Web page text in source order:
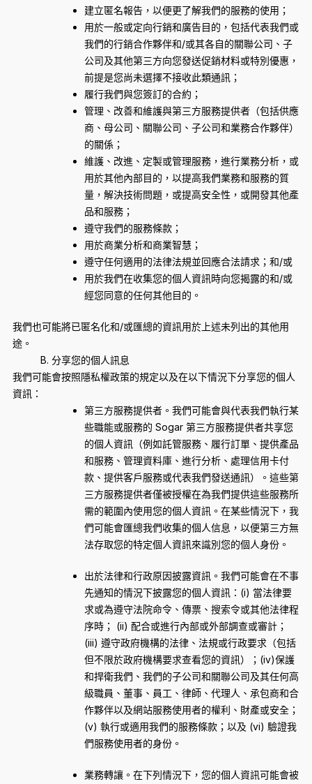
建立匿名報告，以便更了解我們的服務的使用；
用於一般或定向行銷和廣告目的，包括代表我們或
我們的行銷合作夥伴和/或其各自的關聯公司、子
公司及其他第三方向您發送促銷材料或特別優惠，
前提是您尚未選擇不接收此類通訊；
履行我們與您簽訂的合約；
管理、改善和維護與第三方服務提供者（包括供應
商、母公司、關聯公司、子公司和業務合作夥伴）
的關係；
維護、改進、定製或管理服務，進行業務分析，或
用於其他內部目的，以提高我們業務和服務的質
量，解決技術問題，或提高安全性，或開發其他產
品和服務；
遵守我們的服務條款；
用於商業分析和商業智慧；
遵守任何適用的法律法規並回應合法請求；和/或
用於我們在收集您的個人資訊時向您揭露的和/或
經您同意的任何其他目的。
我們也可能將已匿名化和/或匯總的資訊用於上述未列出的其他用
途。
B. 分享您的個人訊息
我們可能會按照隱私權政策的規定以及在以下情況下分享您的個人
資訊：
第三方服務提供者。我們可能會與代表我們執行某
些職能或服務的 Sogar 第三方服務提供者共享您
的個人資訊（例如託管服務、履行訂單、提供產品
和服務、管理資料庫、進行分析、處理信用卡付
款、提供客戶服務或代表我們發送通訊）。這些第
三方服務提供者僅被授權在為我們提供這些服務所
需的範圍內使用您的個人資訊。在某些情況下，我
們可能會匯總我們收集的個人信息，以便第三方無
法存取您的特定個人資訊來識別您的個人身份。
出於法律和行政原因披露資訊。我們可能會在不事
先通知的情況下披露您的個人資訊：(i) 當法律要
求或為遵守法院命令、傳票、搜索令或其他法律程
序時； (ii) 配合或進行內部或外部調查或審計；
(iii) 遵守政府機構的法律、法規或行政要求（包括
但不限於政府機構要求查看您的資訊）；(iv)保護
和捍衛我們、我們的子公司和關聯公司及其任何高
級職員、董事、員工、律師、代理人、承包商和合
作夥伴以及網站服務使用者的權利、財產或安全；
(v) 執行或適用我們的服務條款；以及 (vi) 驗證我
們服務使用者的身份。
業務轉讓。在下列情況下，您的個人資訊可能會被